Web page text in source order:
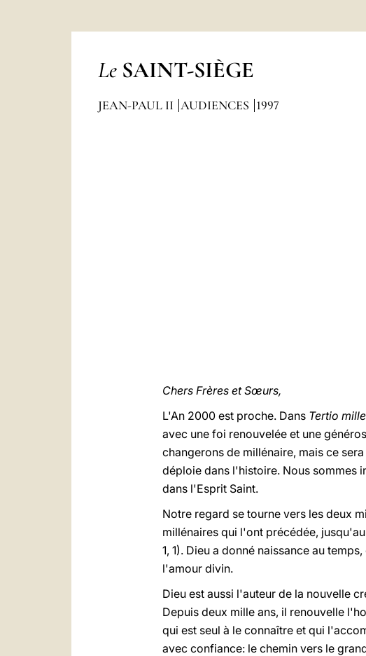
Le SAINT-SIÈGE
JEAN-PAUL II AUDIENCES 1997
Chers Frères et Sœurs,
L'An 2000 est proche. Dans Tertio
avec une foi renouvelée et une
changerons de millénaire, mais ce
déploie dans l'histoire. Nous sommes
dans l'Esprit Saint.
Notre regard se tourne vers les deux
millénaires qui l'ont précédée,
1, 1). Dieu a donné naissance au
l'amour divin.
Dieu est aussi l'auteur de la nouvelle
Depuis deux mille ans, il renouvelle
qui est seul à le connaître et qui
avec confiance: le chemin vers le